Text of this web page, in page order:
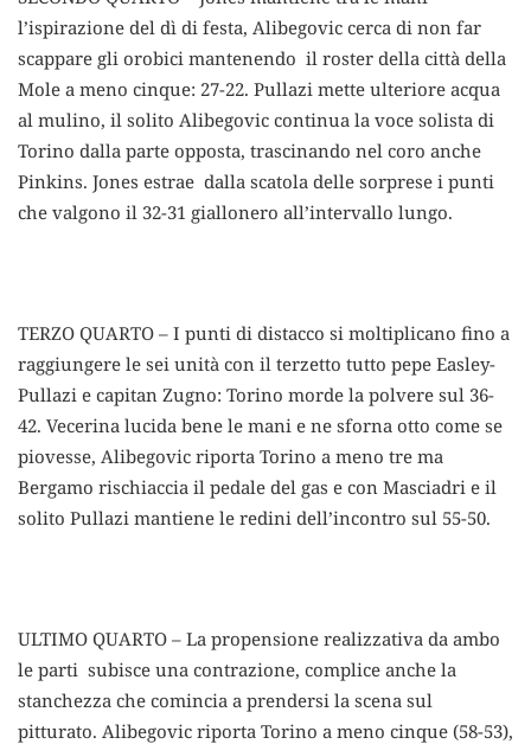
l’ispirazione del dì di festa, Alibegovic cerca di non far
scappare gli orobici mantenendo il roster della città della
Mole a meno cinque: 27-22. Pullazi mette ulteriore acqua
al mulino, il solito Alibegovic continua la voce solista di
Torino dalla parte opposta, trascinando nel coro anche
Pinkins. Jones estrae dalla scatola delle sorprese i punti
che valgono il 32-31 giallonero all’intervallo lungo.
TERZO QUARTO – I punti di distacco si moltiplicano fino a
raggiungere le sei unità con il terzetto tutto pepe Easley-
Pullazi e capitan Zugno: Torino morde la polvere sul 36-
42. Vecerina lucida bene le mani e ne sforna otto come se
piovesse, Alibegovic riporta Torino a meno tre ma
Bergamo rischiaccia il pedale del gas e con Masciadri e il
solito Pullazi mantiene le redini dell’incontro sul 55-50.
ULTIMO QUARTO – La propensione realizzativa da ambo
le parti subisce una contrazione, complice anche la
stanchezza che comincia a prendersi la scena sul
pitturato. Alibegovic riporta Torino a meno cinque (58-53),